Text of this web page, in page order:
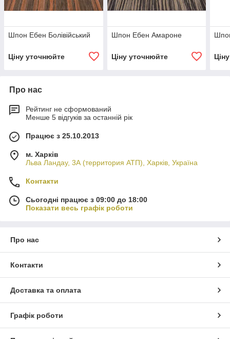
Шпон Ебен Болівійський
Ціну уточнюйте
Шпон Ебен Амароне
Ціну уточнюйте
Про нас
Рейтинг не сформований
Менше 5 відгуків за останній рік
Працює з 25.10.2013
м. Харків
Льва Ландау, 3А (территория АТП), Харків, Україна
Контакти
Сьогодні працює з 09:00 до 18:00
Показати весь графік роботи
Про нас
Контакти
Доставка та оплата
Графік роботи